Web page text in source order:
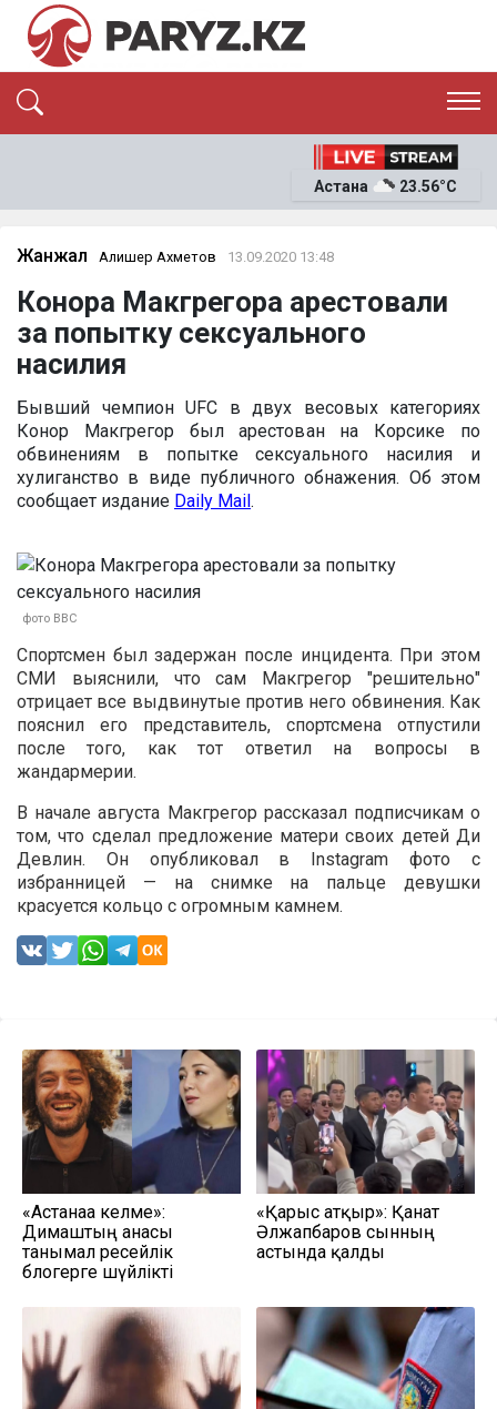
ЭКОНОМИКА
ОҚИҒА
News
Астана 23.56°C
Жанжал Алишер Ахметов 13.09.2020 13:48
Конора Макгрегора арестовали
за попытку сексуального
насилия
Бывший чемпион UFC в двух весовых категориях
Конор Макгрегор был арестован на Корсике по
обвинениям в попытке сексуального насилия и
хулиганство в виде публичного обнажения. Об этом
сообщает издание Daily Mail .
фото ВВС
Спортсмен был задержан после инцидента. При этом
СМИ выяснили, что сам Макгрегор "решительно"
отрицает все выдвинутые против него обвинения. Как
пояснил его представитель, спортсмена отпустили
после того, как тот ответил на вопросы в
жандармерии.
В начале августа Макгрегор рассказал подписчикам о
том, что сделал предложение матери своих детей Ди
Девлин. Он опубликовал в Instagram фото с
избранницей — на снимке на пальце девушки
красуется кольцо с огромным камнем.
«Астанаға келме»:
Димаштың анасы
танымал ресейлік
блогерге шүйлікті
«Қарғыс атқыр»: Қанат
Әлжапбаров сынның
астында қалды